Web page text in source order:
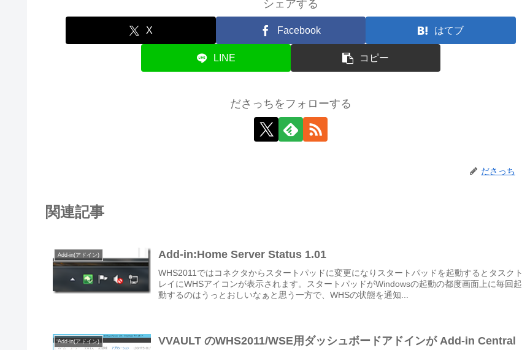
シェアする
X Facebook はてブ
LINE コピー
ださっちをフォローする
ださっち
関連記事
Add-in(アドイン) Add-in:Home Server Status 1.01
WHS2011ではコネクタからスタートパッドに変更になりスタートパッドを起動するとタスクト
レイにWHSアイコンが表示されます。スタートパッドがWindowsの起動の都度画面上に毎回起
動するのはうっとおしいなぁと思う一方で、WHSの状態を通知...
Add-in(アドイン)
VVAULT のWHS2011/WSE用ダッシュボードアドインが Add-in Central